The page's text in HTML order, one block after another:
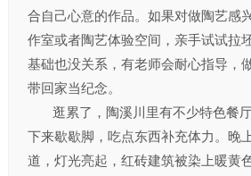
合自己心意的作品。如果对做陶艺感
作室或者陶艺体验空间，亲手试试拉
基础也没关系，有老师会耐心指导，
带回家当纪念。
逛累了，陶溪川里有不少特色餐
下来歇歇脚，吃点东西补充体力。晚
道，灯光亮起，红砖建筑被染上暖黄